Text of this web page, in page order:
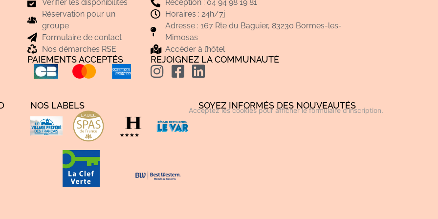
Vérifier les disponibilités
Réservation pour un
groupe
Formulaire de contact
Nos démarches RSE
PAIEMENTS ACCEPTÉS
Réception : 04 94 98 19 81
Horaires : 24h/7j
Adresse : 167 Rte du Baguier, 83230 Bormes-les-
Mimosas
Accéder à l’hôtel
REJOIGNEZ LA COMMUNAUTÉ
NOS LABELS SOYEZ INFORMÉS DES NOUVEAUTÉS
Acceptez les cookies pour afficher le formulaire d'inscription.